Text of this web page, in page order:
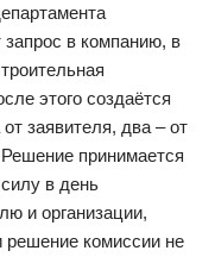
в компанию, в
этого создаётся
заявителя, два – от
принимается
в день
и организации,
решение комиссии не